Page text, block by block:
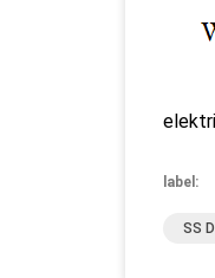
label:
SS